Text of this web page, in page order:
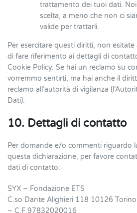
trattamento dei tuoi dati.
scelta, a meno che non ci
valide per trattarli.
Per esercitare questi diritti, non
di fare riferimento ai dettagli di
Cookie Policy. Se hai un reclamo su
vorremmo sentirti, ma hai anche il
reclamo all’autorità di vigilanza
Dati).
10. Dettagli di contatto
Per domande e/o commenti riguardo
questa dichiarazione, per favore
dati di contatto:
SYX – Fondazione ETS
C.so Dante Alighieri 118 10126
– C.F.97832020016